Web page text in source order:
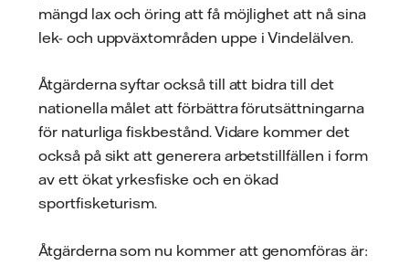
mängd lax och öring att få möjlighet att nå sina
lek- och uppväxtområden uppe i Vindelälven.
Åtgärderna syftar också till att bidra till det
nationella målet att förbättra förutsättningarna
för naturliga fiskbestånd. Vidare kommer det
också på sikt att generera arbetstillfällen i form
av ett ökat yrkesfiske och en ökad
sportfisketurism.
Åtgärderna som nu kommer att genomföras är: